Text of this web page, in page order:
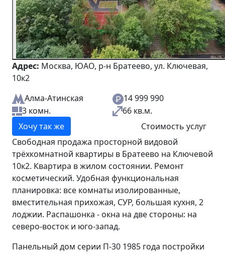
Адрес: Москва, ЮАО, р-н Братеево, ул. Ключевая,
10к2
Алма-Атинская
14 999 990
3 комн.
66 кв.м.
Хочу так же
Стоимость услуг
Свободная продажа просторной видовой
трёхкомнатной квартиры в Братеево на Ключевой
10к2. Квартира в жилом состоянии. Ремонт
косметический. Удобная функциональная
планировка: все комнаты изолированные,
вместительная прихожая, СУР, большая кухня, 2
лоджии. Распашонка - окна на две стороны: на
северо-восток и юго-запад.
Панельный дом серии П-30 1985 года постройки